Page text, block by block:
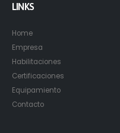
LINKS
Home
Empresa
Habilitaciones
Certificaciones
Equipamiento
Contacto